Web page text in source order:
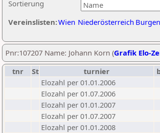
Sortierung
Vereinslisten:Wien Niederösterreich
Pnr:107207 Name: Johann Korn (Grafik Elo-
tnr
St turnier
Elozahl per 01.01.2006
Elozahl per 01.07.2006
Elozahl per 01.01.2007
Elozahl per 01.07.2007
Elozahl per 01.01.2008